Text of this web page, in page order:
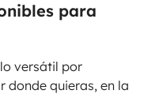
para
versátil por
donde quieras, en la